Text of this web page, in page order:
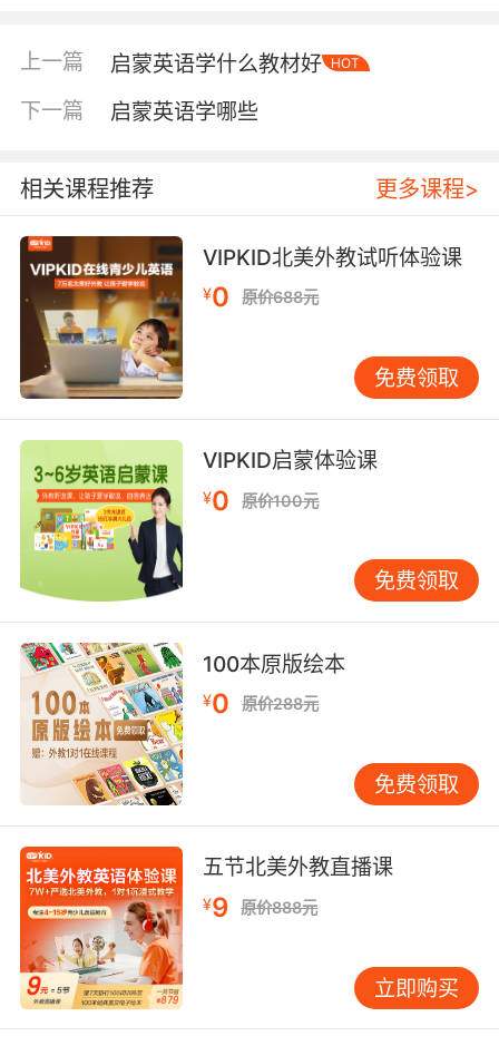
别今天换这套明天换那套。 怎么读呢？我的建议
是“三遍法”。第一遍，家长指着图讲给孩子听，
用中文辅助理解也没关系，目的是让孩子明白故
事在说什么。第二遍，家长用英文读，孩子边看
频让孩子自己翻书跟读，或者干脆合上书纯听。
每天十五到二十分钟，雷打不动。坚持三个月，
你会看到明显的变化。 光靠分级读物还不够。生
活场景里的语言输入，效果往往比书本更直接。
吃饭的时候说一句“Time for dinner”，出门穿鞋
的时候来一句“Put on your shoes”，洗澡的时候
念叨“The water is warm”。这些话不需要教材来
教，家长现学现用就行。孩子是在真实的情境中
听到这些话的，他不需要翻译，直接就能理解。
这种“活”的语言输入，是任何教材都替代不了
的。 视听资源是第三个支柱。动画片、儿歌、绘
本视频，这些都可以成为日常输入的一部分。选
片的原则是：画面能充分解释台词的意思，孩子
不看字幕也能猜个八九不离十。像《小猪佩奇》
这类生活化动画就很合适，每集五分钟，场景贴
近孩子的日常经验，语言重复率高。每天看一两
集，看完之后把音频提取出来，在吃饭、玩玩
具、坐车的时候反复放给孩子听。眼睛看过的内
容，耳朵再听一遍，理解会更扎实。 到了五岁以
后，可以逐步加入自然拼读的训练。但这里要提
醒一句：自然拼读不是零基础就能上的。孩子得
先积累至少一千个左右的听力词汇，再学拼读规
则才有意义。否则就算拼出来了，也不知道这个
词是什么意思，等于白拼。选自然拼读教材的时
候，挑那些编排清晰、练习量足的就行，不必追
求“原版进口”的标签。 六岁以上的孩子，如果前
面的启蒙做得扎实，这时候可以考虑引入一套综
合性的少儿英语教材，比如剑桥少儿英语系列的
对应级别。但即便如此，分级读物的阅读也不要
停。教材解决的是“学得”的问题，分级读物解决
上一篇 启蒙英语学什么教材好 HOT
下一篇 启蒙英语学哪些
相关课程推荐 更多课程>
VIPKID北美外教试听体验课
¥0 原价688元
免费领取
VIPKID启蒙体验课
¥0 原价100元
免费领取
100本原版绘本
¥0 原价288元
免费领取
五节北美外教直播课
¥9 原价888元
立即购买